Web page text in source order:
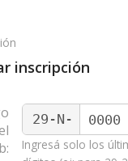
inscripción
29-N-
Ingresá solo los